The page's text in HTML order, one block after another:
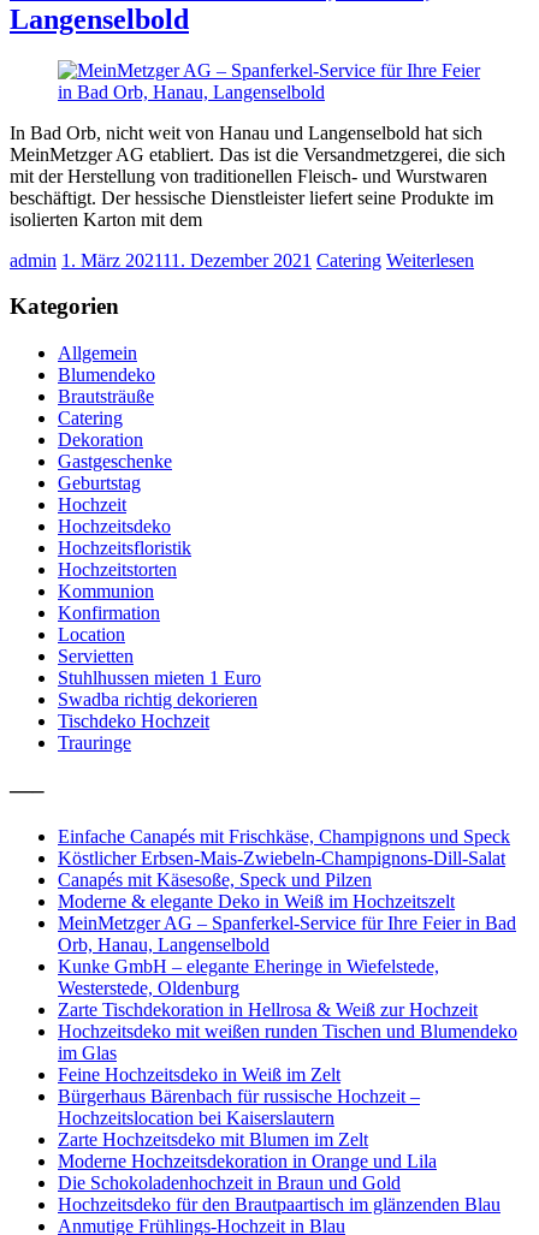
Langenselbold
In Bad Orb, nicht weit von Hanau und Langenselbold hat sich
MeinMetzger AG etabliert. Das ist die Versandmetzgerei, die sich
mit der Herstellung von traditionellen Fleisch- und Wurstwaren
beschäftigt. Der hessische Dienstleister liefert seine Produkte im
isolierten Karton mit dem
admin 1. März 202111. Dezember 2021 Catering Weiterlesen
Kategorien
Allgemein
Blumendeko
Brautsträuße
Catering
Dekoration
Gastgeschenke
Geburtstag
Hochzeit
Hochzeitsdeko
Hochzeitsfloristik
Hochzeitstorten
Kommunion
Konfirmation
Location
Servietten
Stuhlhussen mieten 1 Euro
Swadba richtig dekorieren
Tischdeko Hochzeit
Trauringe
—–
Einfache Canapés mit Frischkäse, Champignons und Speck
Köstlicher Erbsen-Mais-Zwiebeln-Champignons-Dill-Salat
Canapés mit Käsesoße, Speck und Pilzen
Moderne & elegante Deko in Weiß im Hochzeitszelt
MeinMetzger AG – Spanferkel-Service für Ihre Feier in Bad
Orb, Hanau, Langenselbold
Kunke GmbH – elegante Eheringe in Wiefelstede,
Westerstede, Oldenburg
Zarte Tischdekoration in Hellrosa & Weiß zur Hochzeit
Hochzeitsdeko mit weißen runden Tischen und Blumendeko
im Glas
Feine Hochzeitsdeko in Weiß im Zelt
Bürgerhaus Bärenbach für russische Hochzeit –
Hochzeitslocation bei Kaiserslautern
Zarte Hochzeitsdeko mit Blumen im Zelt
Moderne Hochzeitsdekoration in Orange und Lila
Die Schokoladenhochzeit in Braun und Gold
Hochzeitsdeko für den Brautpaartisch im glänzenden Blau
Anmutige Frühlings-Hochzeit in Blau